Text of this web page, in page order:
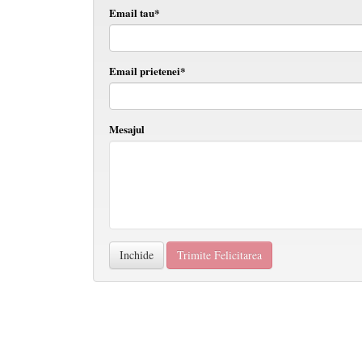
Email tau*
Email prietenei*
Mesajul